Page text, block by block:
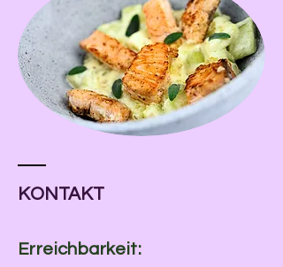
KONTAKT
Erreichbarkeit: